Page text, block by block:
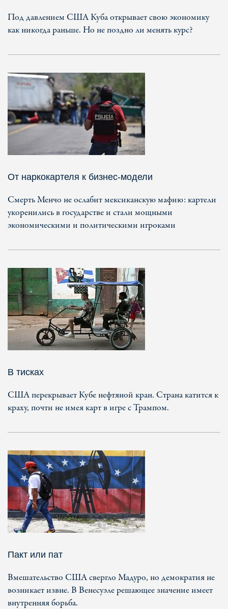
Под давлением США Куба открывает свою экономику
как никогда раньше. Но не поздно ли менять курс?
От наркокартеля к бизнес-модели
Смерть Менчо не ослабит мексиканскую мафию: картели
укоренились в государстве и стали мощными
экономическими и политическими игроками
В тисках
США перекрывает Кубе нефтяной кран. Страна катится к
краху, почти не имея карт в игре с Трампом.
Пакт или пат
Вмешательство США свергло Мадуро, но демократия не
возникает извне. В Венесуэле решающее значение имеет
внутренняя борьба.